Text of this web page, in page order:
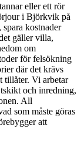
eller ett rör
i Björkvik på
kostnader
gäller villa,
om
för felsökning
där det krävs
tillåter. Vi arbetar
och inredning,
All
som måste göras
att